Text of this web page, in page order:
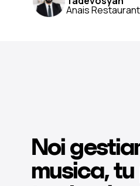
Anais
Noi
musica,